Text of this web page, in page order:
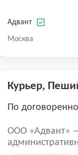
Адвант
Москва
Курьер,
По
ООО «Адвант»